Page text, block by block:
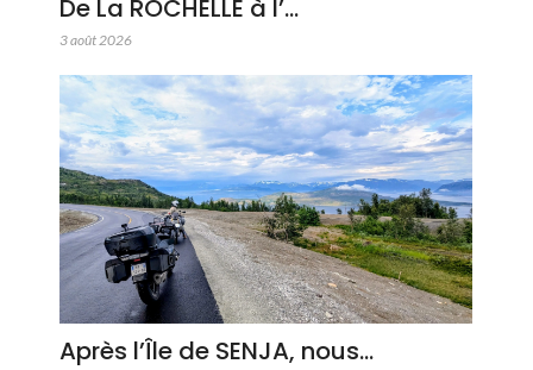
De La ROCHELLE à l’…
3 août 2026
Après l’Île de SENJA, nous…